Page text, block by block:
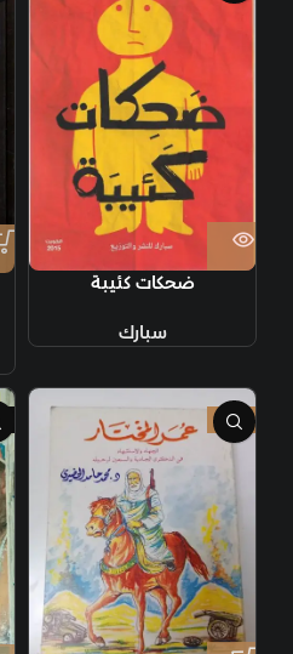
ضحكات كئيبة
سبارك
-9%